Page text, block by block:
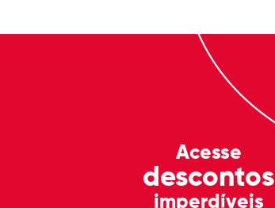
Acesse
descontos
imperdíveis